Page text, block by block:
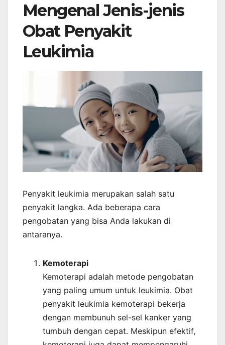
Mengenal Jenis-jenis
Obat Penyakit
Leukimia
Penyakit leukimia merupakan salah satu
penyakit langka. Ada beberapa cara
pengobatan yang bisa Anda lakukan di
antaranya.
Kemoterapi
Kemoterapi adalah metode pengobatan
yang paling umum untuk leukimia. Obat
penyakit leukimia kemoterapi bekerja
dengan membunuh sel-sel kanker yang
tumbuh dengan cepat. Meskipun efektif,